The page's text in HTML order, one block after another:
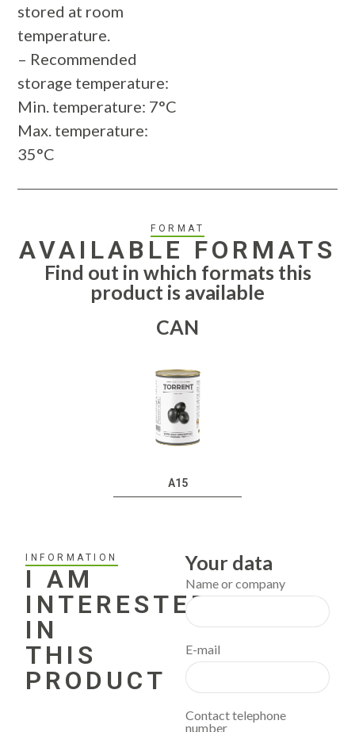
stored at room
temperature.
– Recommended
storage temperature:
Min. temperature: 7°C
Max. temperature:
35°C
FORMAT
AVAILABLE FORMATS
Find out in which formats this
product is available
CAN
A15
INFORMATION
I AM
INTERESTED
IN
THIS
PRODUCT
Your data
Name or company
E-mail
Contact telephone
number